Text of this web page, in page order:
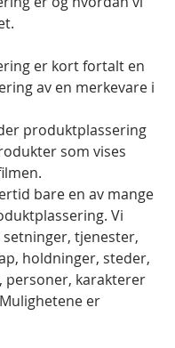
er kort fortalt en
av en merkevare i
produktplassering
som vises
bare en av mange
Vi
tjenester,
holdninger, steder,
personer, karakterer
er